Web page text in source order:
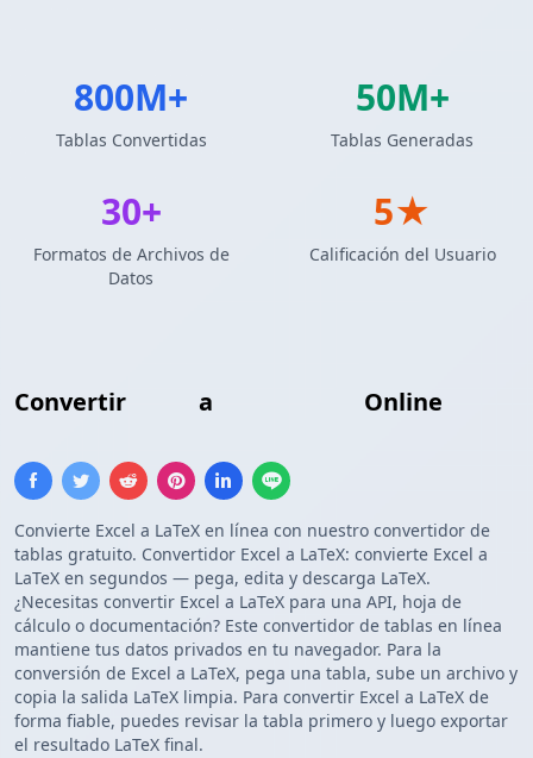
Convertir a Online
Convierte Excel a LaTeX en línea con nuestro convertidor de
tablas gratuito. Convertidor Excel a LaTeX: convierte Excel a
LaTeX en segundos — pega, edita y descarga LaTeX.
¿Necesitas convertir Excel a LaTeX para una API, hoja de
cálculo o documentación? Este convertidor de tablas en línea
mantiene tus datos privados en tu navegador. Para la
conversión de Excel a LaTeX, pega una tabla, sube un archivo y
copia la salida LaTeX limpia. Para convertir Excel a LaTeX de
forma fiable, puedes revisar la tabla primero y luego exportar
el resultado LaTeX final.
800M+
Tablas Convertidas
50M+
Tablas Generadas
30+
Formatos de Archivos de
Datos
5★
Calificación del Usuario